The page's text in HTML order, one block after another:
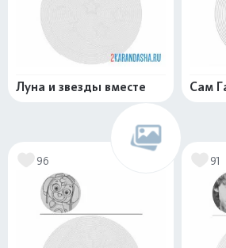
Луна и звезды вместе Сам
96 91